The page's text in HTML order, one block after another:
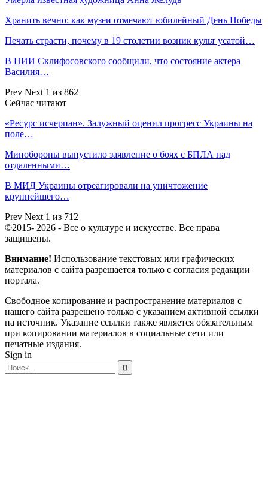
Хранить вечно: как музеи отмечают юбилейный День Победы
Печать страсти, почему в 19 столетии возник культ усатой…
В НИИ Склифосовского сообщили, что состояние актера
Василия…
Prev Next 1 из 862
Сейчас читают
«Ресурс исчерпан». Залужный оценил прогресс Украины на
поле…
Минобороны выпустило заявление о боях с БПЛА над
отдаленными…
В МИД Украины отреагировали на уничтожение
крупнейшего…
Prev Next 1 из 712
©2015- 2026 - Все о культуре и искусстве. Все права
защищены.
Внимание! Использование текстовых или графических
материалов с сайта разрешается только c согласия редакции
портала.
Свободное копирование и распространение материалов с
нашего сайта разрешено только с указанием активной ссылки
на источник. Указание ссылки также является обязательным
при копировании материалов в социальные сети или
печатные издания.
Sign in